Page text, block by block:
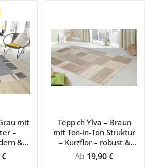
mit
–
&
Preis:
€
Teppich Ylva – Braun
mit Ton-in-Ton Struktur
– Kurzflor – robust &
stilvoll für jeden
Wohnraum
Regulärer Preis:
Ab 19,90 €